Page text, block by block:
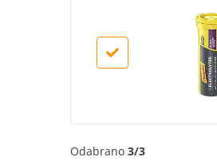
Odabrano 3/3